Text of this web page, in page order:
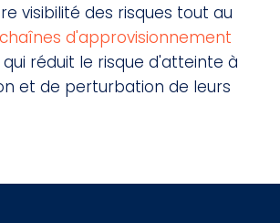
visibilité des risques tout au
chaînes d'approvisionnement
réduit le risque d'atteinte à
et de perturbation de leurs